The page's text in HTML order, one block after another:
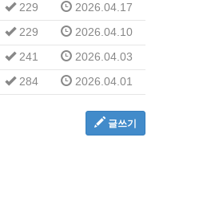
229
2026.04.17
229
2026.04.10
241
2026.04.03
284 2026.04.01
글쓰기